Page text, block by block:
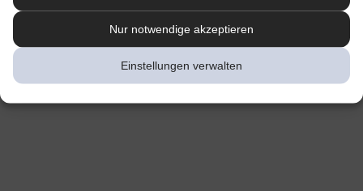
Nur notwendige akzeptieren
Einstellungen verwalten